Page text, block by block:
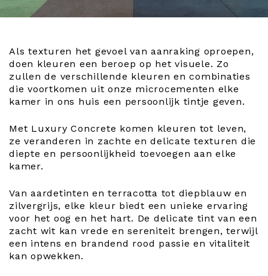
Als texturen het gevoel van aanraking oproepen,
doen kleuren een beroep op het visuele. Zo
zullen de verschillende kleuren en combinaties
die voortkomen uit onze microcementen elke
kamer in ons huis een persoonlijk tintje geven.
Met Luxury Concrete komen kleuren tot leven,
ze veranderen in zachte en delicate texturen die
diepte en persoonlijkheid toevoegen aan elke
kamer.
Van aardetinten en terracotta tot diepblauw en
zilvergrijs, elke kleur biedt een unieke ervaring
voor het oog en het hart. De delicate tint van een
zacht wit kan vrede en sereniteit brengen, terwijl
een intens en brandend rood passie en vitaliteit
kan opwekken.